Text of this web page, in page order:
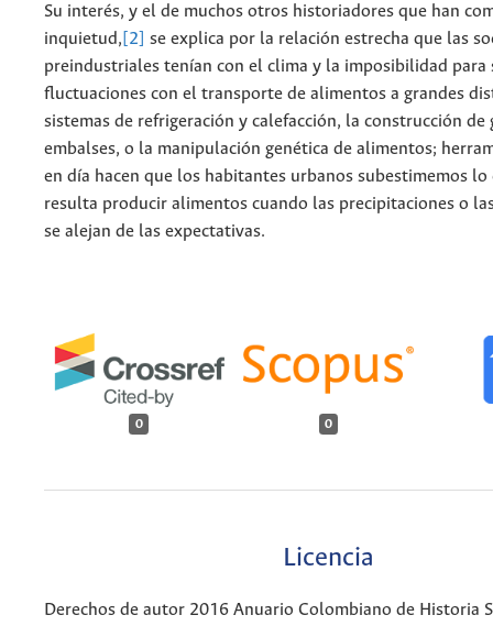
Su interés, y el de muchos otros historiadores que han
inquietud, [2]
se explica por la relación estrecha que las
preindustriales tenían con el clima y la imposibilidad para
fluctuaciones con el transporte de alimentos a grandes
sistemas de refrigeración y calefacción, la construcción de
embalses, o la manipulación genética de alimentos;
en día hacen que los habitantes urbanos subestimemos
resulta producir alimentos cuando las precipitaciones o
se alejan de las expectativas.
0 0
Licencia
Derechos de autor 2016 Anuario Colombiano de Historia